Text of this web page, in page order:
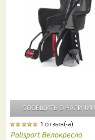
СООБЩИТЬ О НАЛИЧИИ
1 отзыв(-а)
Polisport Велокресло